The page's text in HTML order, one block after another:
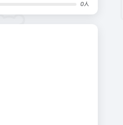
0人